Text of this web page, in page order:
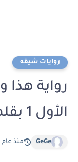
روايات شيقه
رواية
الأول 1 بقلم امل صالح
GeGe منذ عام